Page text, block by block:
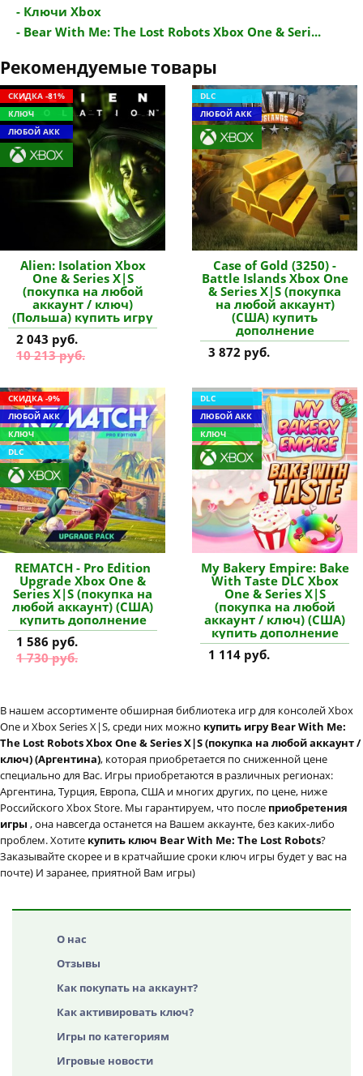
- Ключи Xbox
- Bear With Me: The Lost Robots Xbox One & Seri...
Рекомендуемые товары
СКИДКА -81%
КЛЮЧ
ЛЮБОЙ АКК
Alien: Isolation Xbox
One & Series X|S
(покупка на любой
аккаунт / ключ)
(Польша) купить игру
2 043 руб.
10 213 руб.
DLC
ЛЮБОЙ АКК
Case of Gold (3250) -
Battle Islands Xbox One
& Series X|S (покупка
на любой аккаунт)
(США) купить
дополнение
3 872 руб.
СКИДКА -9%
ЛЮБОЙ АКК
КЛЮЧ
DLC
REMATCH - Pro Edition
Upgrade Xbox One &
Series X|S (покупка на
любой аккаунт) (США)
купить дополнение
1 586 руб.
1 730 руб.
DLC
ЛЮБОЙ АКК
КЛЮЧ
My Bakery Empire: Bake
With Taste DLC Xbox
One & Series X|S
(покупка на любой
аккаунт / ключ) (США)
купить дополнение
1 114 руб.
В нашем ассортименте обширная библиотека игр для консолей Xbox
One и Xbox Series X|S, среди них можно купить игру Bear With Me:
The Lost Robots Xbox One & Series X|S (покупка на любой аккаунт /
ключ) (Аргентина), которая приобретается по сниженной цене
специально для Вас. Игры приобретаются в различных регионах:
Аргентина, Турция, Европа, США и многих других, по цене, ниже
Российского Xbox Store. Мы гарантируем, что после приобретения
игры , она навсегда останется на Вашем аккаунте, без каких-либо
проблем. Хотите купить ключ Bear With Me: The Lost Robots?
Заказывайте скорее и в кратчайшие сроки ключ игры будет у вас на
почте) И заранее, приятной Вам игры)
О нас
Отзывы
Как покупать на аккаунт?
Как активировать ключ?
Игры по категориям
Игровые новости